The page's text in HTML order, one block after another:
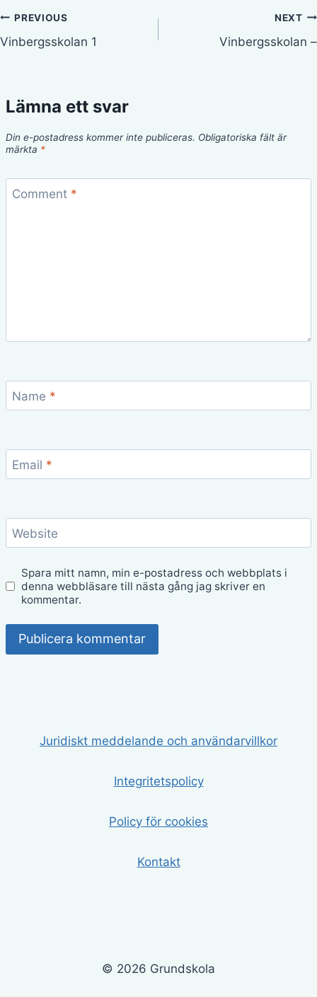
Inläggsnavigering
PREVIOUS
Vinbergsskolan 1
NEXT
Vinbergsskolan –
Lämna ett svar
Din e-postadress kommer inte publiceras. Obligatoriska fält är
märkta *
Comment *
Name *
Email *
Website
Spara mitt namn, min e-postadress och webbplats i
denna webbläsare till nästa gång jag skriver en
kommentar.
Juridiskt meddelande och användarvillkor
Integritetspolicy
Policy för cookies
Kontakt
© 2026 Grundskola